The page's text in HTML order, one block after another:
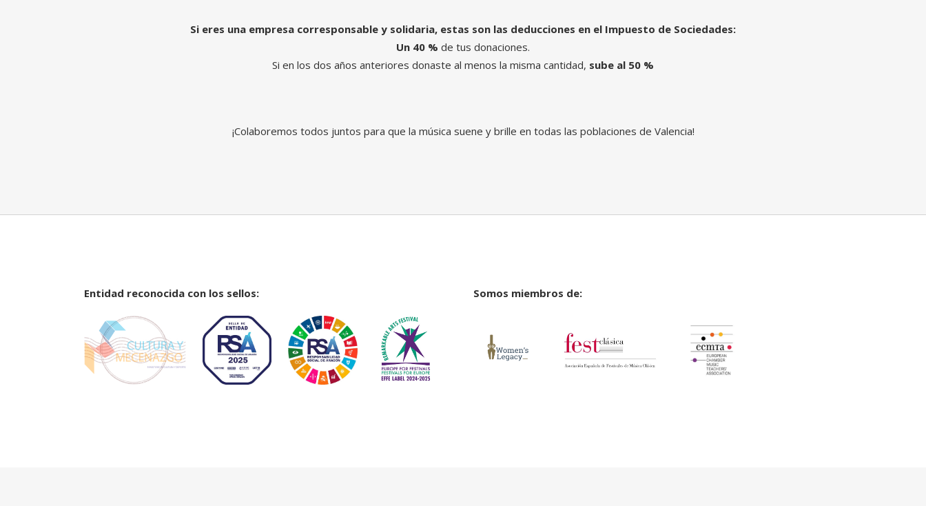
Si eres una empresa corresponsable y solidaria, estas son las deducciones en el Impuesto de Sociedades:
Un 40 % de tus donaciones.
Si en los dos años anteriores donaste al menos la misma cantidad, sube al 50 %
¡Colaboremos todos juntos para que la música suene y brille en todas las poblaciones de Valencia!
Entidad reconocida con los sellos: Somos miembros de: